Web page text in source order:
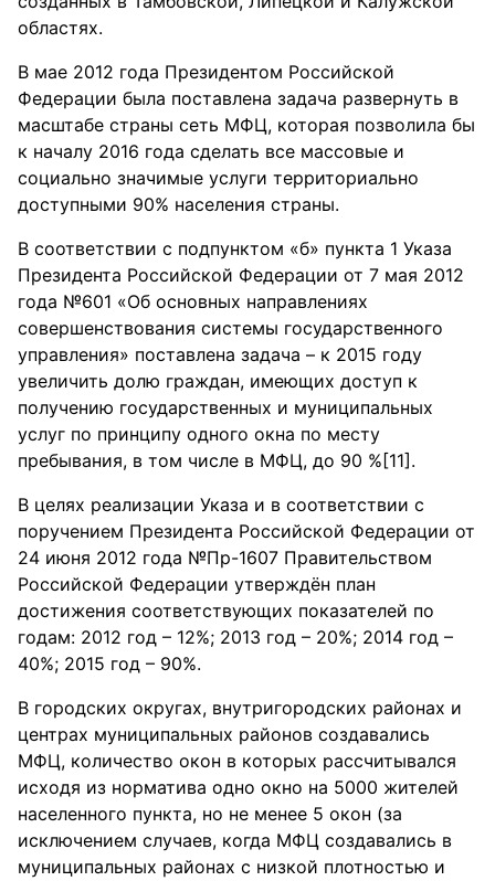
областях.
В мае 2012 года Президентом Российской
Федерации была поставлена задача развернуть в
масштабе страны сеть МФЦ, которая позволила бы
к началу 2016 года сделать все массовые и
социально значимые услуги территориально
доступными 90% населения страны.
В соответствии с подпунктом «б» пункта 1 Указа
Президента Российской Федерации от 7 мая 2012
года №601 «Об основных направлениях
совершенствования системы государственного
управления» поставлена задача – к 2015 году
увеличить долю граждан, имеющих доступ к
получению государственных и муниципальных
услуг по принципу одного окна по месту
пребывания, в том числе в МФЦ, до 90 %[11].
В целях реализации Указа и в соответствии с
поручением Президента Российской Федерации от
24 июня 2012 года №Пр-1607 Правительством
Российской Федерации утверждён план
достижения соответствующих показателей по
годам: 2012 год – 12%; 2013 год – 20%; 2014 год –
40%; 2015 год – 90%.
В городских округах, внутригородских районах и
центрах муниципальных районов создавались
МФЦ, количество окон в которых рассчитывался
исходя из норматива одно окно на 5000 жителей
населенного пункта, но не менее 5 окон (за
исключением случаев, когда МФЦ создавались в
муниципальных районах с низкой плотностью и